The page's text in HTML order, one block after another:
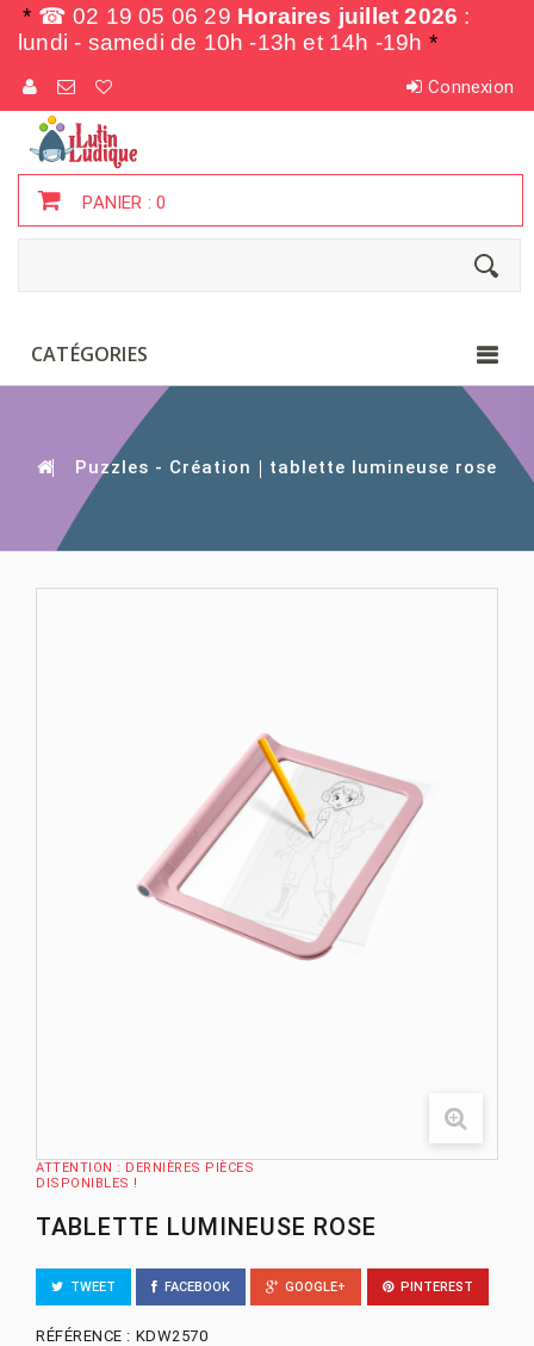
* ☎ 02 19 05 06 29 Horaires juillet 2026 :
lundi - samedi de 10h -13h et 14h -19h *
Connexion
PANIER :0
CATÉGORIES
Puzzles - Création tablette lumineuse rose
ATTENTION : DERNIÈRES PIÈCES
DISPONIBLES !
TABLETTE LUMINEUSE ROSE
TWEET FACEBOOK GOOGLE+ PINTEREST
RÉFÉRENCE : KDW2570